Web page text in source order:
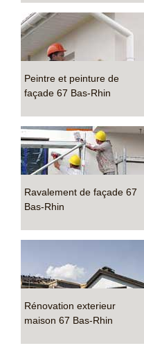
Peintre et peinture de
façade 67 Bas-Rhin
Ravalement de façade 67
Bas-Rhin
Rénovation exterieur
maison 67 Bas-Rhin